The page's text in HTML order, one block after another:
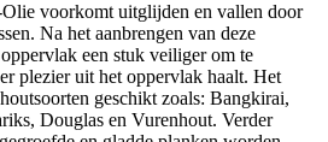
Olie voorkomt uitglijden en vallen door
Na het aanbrengen van deze
een stuk veiligerom te
plezier uit het oppervlak haalt. Het
geschikt zoals: Bangkirai,
Douglas en Vurenhout. Verder